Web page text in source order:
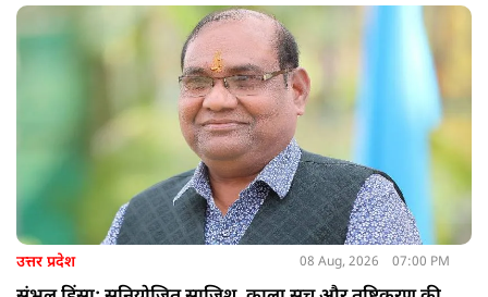
उत्तर प्रदेश 08 Aug, 2026 07:00 PM